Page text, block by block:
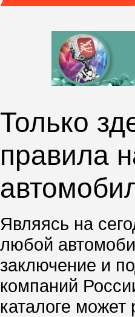
Только
правила
Являясь на
любой
заключение и
компаний
каталоге может